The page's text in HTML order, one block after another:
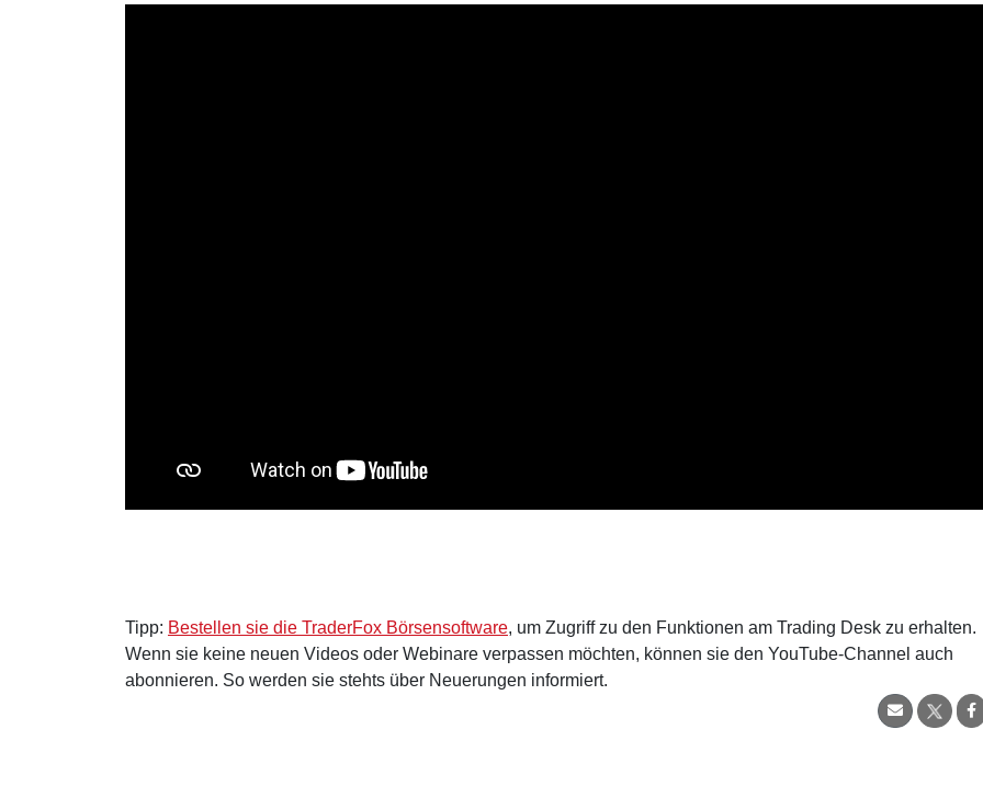
Tipp: Bestellen sie die TraderFox Börsensoftware, um Zugriff zu den Funktionen am Trading Desk zu erhalten.
Wenn sie keine neuen Videos oder Webinare verpassen möchten, können sie den YouTube-Channel auch
abonnieren. So werden sie stehts über Neuerungen informiert.